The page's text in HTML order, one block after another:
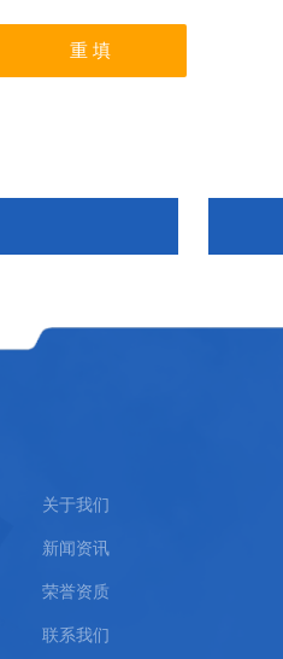
关于我们
新闻资讯
荣誉资质
联系我们